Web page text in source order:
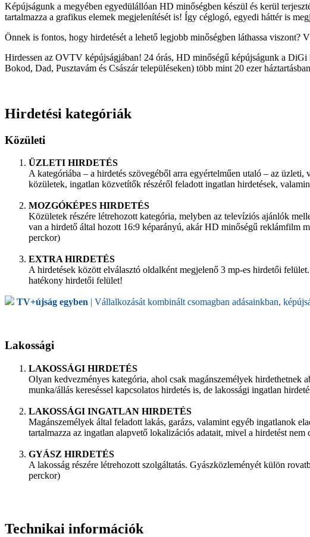
Képújságunk a megyében egyedülállóan HD minőségben készül és kerül
tartalmazza a grafikus elemek megjelenítését is! Így céglogó, egyedi háttér is
Önnek is fontos, hogy hirdetését a lehető legjobb minőségben láthassa viszont?
Hirdessen az OVTV képújságjában! 24 órás, HD minőségű képújságunk a
Bokod, Dad, Pusztavám és Császár településeken) több mint 20 ezer
Hirdetési kategóriák
Közületi
ÜZLETI HIRDETÉS
A kategóriába – a hirdetés szövegéből arra egyértelműen utaló – az
közületek, ingatlan közvetítők részéről feladott ingatlan hirdetések,
MOZGÓKÉPES HIRDETÉS
Közületek részére létrehozott kategória, melyben az televíziós ajánlók
van a hirdető által hozott 16:9 képarányú, akár HD minőségű reklámfilm
perckor)
EXTRA HIRDETÉS
A hirdetések között elválasztó oldalként megjelenő 3 mp-es hirdetői
hatékony hirdetői felület!
TV+újság egyben | Vállalkozását kombinált csomagban adásainkban,
Lakossági
LAKOSSÁGI HIRDETÉS
Olyan kedvezményes kategória, ahol csak magánszemélyek hirdethetnek
munka/állás kereséssel kapcsolatos hirdetés is, de lakossági ingatlan
LAKOSSÁGI INGATLAN HIRDETÉS
Magánszemélyek által feladott lakás, garázs, valamint egyéb ingatlanok
tartalmazza az ingatlan alapvető lokalizációs adatait, mivel a hirdetést nem
GYÁSZ HIRDETÉS
A lakosság részére létrehozott szolgáltatás. Gyászközleményét külön
perckor)
Technikai információk